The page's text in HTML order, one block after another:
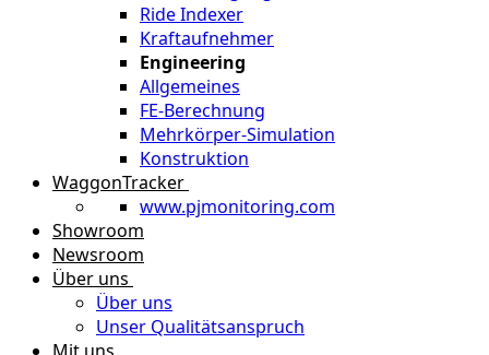
Ride Indexer
Kraftaufnehmer
Engineering
Allgemeines
FE-Berechnung
Mehrkörper-Simulation
Konstruktion
WaggonTracker
www.pjmonitoring.com
Showroom
Newsroom
Über uns
Über uns
Unser Qualitätsanspruch